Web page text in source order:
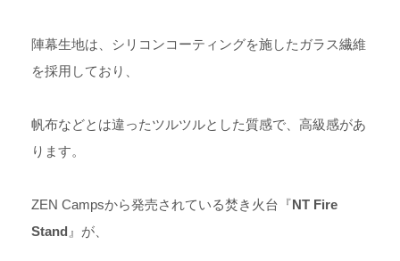
陣幕生地は、シリコンコーティングを施したガラス繊維
を採用しており、
帆布などとは違ったツルツルとした質感で、高級感があ
ります。
ZEN Campsから発売されている焚き火台『NT Fire
Stand 』が、